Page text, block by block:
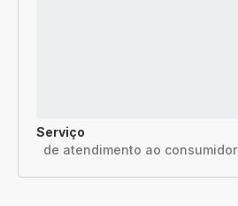
Serviço
de atendimento ao consumidor